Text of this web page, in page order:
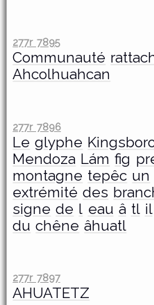
277r 7895
Communauté
Ahcolhuahcan
277r 7896
Le glyphe
Mendoza Lám fig
montagne tepêc un
extrémité des
signe de l eau â tl il
du chêne âhuatl
277r 7897
AHUATETZ